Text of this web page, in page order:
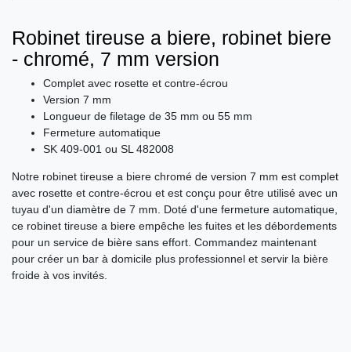
Robinet tireuse a biere, robinet biere
- chromé, 7 mm version
Complet avec rosette et contre-écrou
Version 7 mm
Longueur de filetage de 35 mm ou 55 mm
Fermeture automatique
SK 409-001 ou SL 482008
Notre robinet tireuse a biere chromé de version 7 mm est complet
avec rosette et contre-écrou et est conçu pour être utilisé avec un
tuyau d'un diamètre de 7 mm. Doté d'une fermeture automatique,
ce robinet tireuse a biere empêche les fuites et les débordements
pour un service de bière sans effort. Commandez maintenant
pour créer un bar à domicile plus professionnel et servir la bière
froide à vos invités.